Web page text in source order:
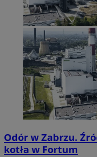
Odór w Zabrzu.
kotła w Fortum